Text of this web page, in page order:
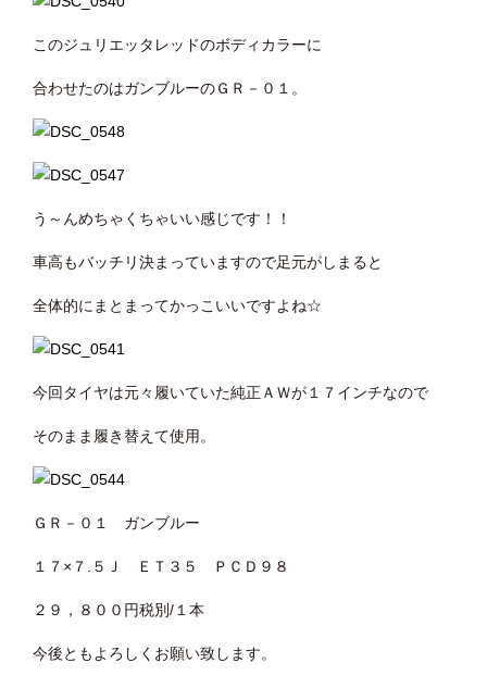
このジュリエッタレッドのボディカラーに
合わせたのはガンブルーのＧＲ－０１。
う～んめちゃくちゃいい感じです！！
車高もバッチリ決まっていますので足元がしまると
全体的にまとまってかっこいいですよね☆
今回タイヤは元々履いていた純正ＡＷが１７インチなので
そのまま履き替えて使用。
ＧＲ－０１ ガンブルー
１７×７.５Ｊ ＥＴ３５ ＰＣＤ９８
２９，８００円税別/１本
今後ともよろしくお願い致します。